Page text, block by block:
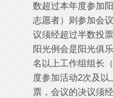
数超过本年度参加
志愿者）则参加会
议须经超过半数投票
阳光例会是阳光俱
名以上工作组组长
度参加活动2次及
票，会议的决议须